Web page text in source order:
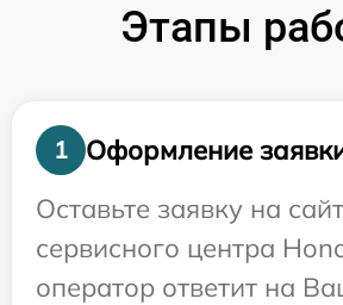
Этапы
1
Оформление
Оставьте заявку на
сервисного центра
оператор ответит на